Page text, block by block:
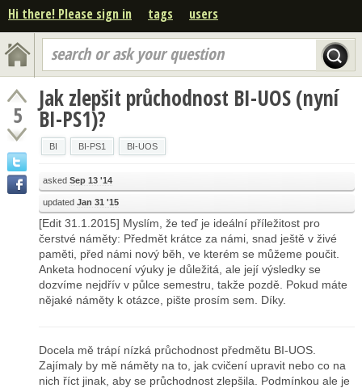
Hi there! Please sign in tags users
search or ask your question
5
Jak zlepšit průchodnost BI-UOS (nyní
BI-PS1)?
BI BI-PS1 BI-UOS
asked Sep 13 '14
updated Jan 31 '15
[Edit 31.1.2015] Myslím, že teď je ideální příležitost pro
čerstvé náměty: Předmět krátce za námi, snad ještě v živé
paměti, před námi nový běh, ve kterém se můžeme poučit.
Anketa hodnocení výuky je důležitá, ale její výsledky se
dozvíme nejdřív v půlce semestru, takže pozdě. Pokud máte
nějaké náměty k otázce, pište prosím sem. Díky.
Docela mě trápí nízká průchodnost předmětu BI-UOS.
Zajímaly by mě náměty na to, jak cvičení upravit nebo co na
nich říct jinak, aby se průchodnost zlepšila. Podmínkou ale je